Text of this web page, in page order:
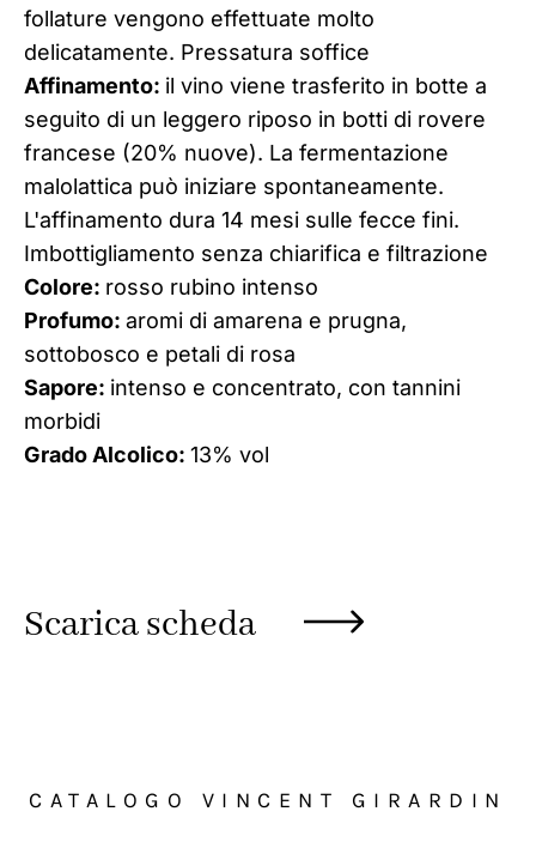
follature vengono effettuate molto
delicatamente. Pressatura soffice
Affinamento: il vino viene trasferito in botte a
seguito di un leggero riposo in botti di rovere
francese (20% nuove). La fermentazione
malolattica può iniziare spontaneamente.
L'affinamento dura 14 mesi sulle fecce fini.
Imbottigliamento senza chiarifica e filtrazione
Colore: rosso rubino intenso
Profumo: aromi di amarena e prugna,
sottobosco e petali di rosa
Sapore: intenso e concentrato, con tannini
morbidi
Grado Alcolico: 13% vol
Scarica scheda
CATALOGO VINCENT GIRARDIN